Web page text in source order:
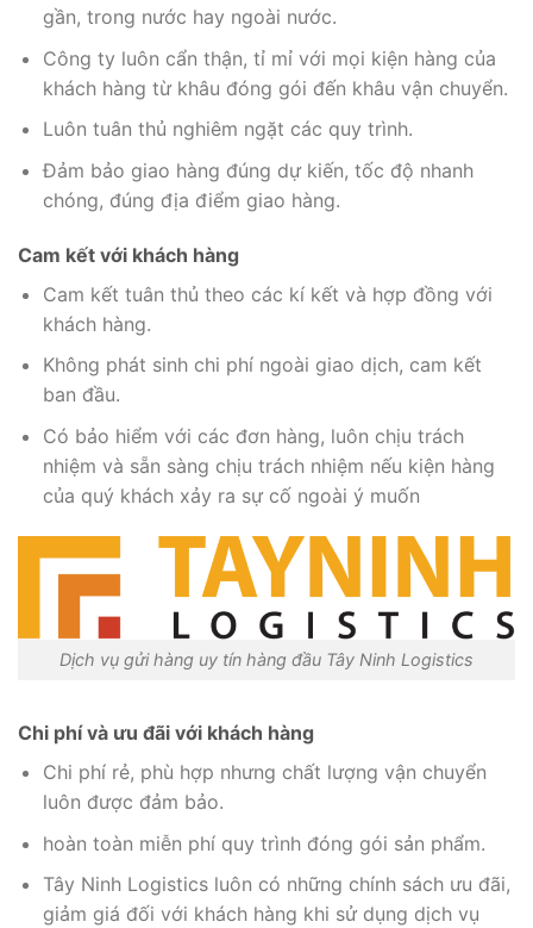
gần, trong nước hay ngoài nước.
Công ty luôn cẩn thận, tỉ mỉ với mọi kiện hàng của
khách hàng từ khâu đóng gói đến khâu vận chuyển.
Luôn tuân thủ nghiêm ngặt các quy trình.
Đảm bảo giao hàng đúng dự kiến, tốc độ nhanh
chóng, đúng địa điểm giao hàng.
Cam kết với khách hàng
Cam kết tuân thủ theo các kí kết và hợp đồng với
khách hàng.
Không phát sinh chi phí ngoài giao dịch, cam kết
ban đầu.
Có bảo hiểm với các đơn hàng, luôn chịu trách
nhiệm và sẵn sàng chịu trách nhiệm nếu kiện hàng
của quý khách xảy ra sự cố ngoài ý muốn
Dịch vụ gửi hàng uy tín hàng đầu Tây Ninh Logistics
Chi phí và ưu đãi với khách hàng
Chi phí rẻ, phù hợp nhưng chất lượng vận chuyển
luôn được đảm bảo.
hoàn toàn miễn phí quy trình đóng gói sản phẩm.
Tây Ninh Logistics luôn có những chính sách ưu đãi,
giảm giá đối với khách hàng khi sử dụng dịch vụ